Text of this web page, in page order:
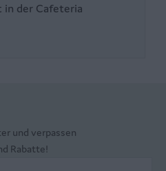
der Cafeteria
und verpassen
Rabatte!